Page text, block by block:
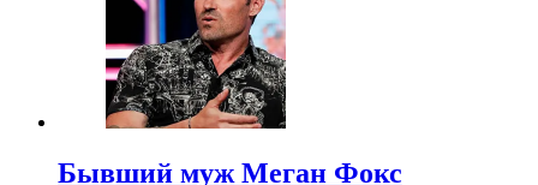
Бывший муж Меган Фокс